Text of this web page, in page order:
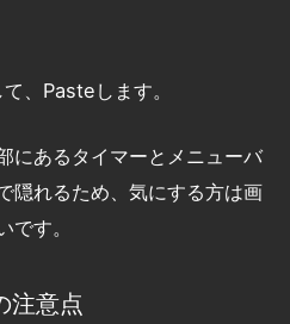
、Pasteします。
にあるタイマーとメニューバ
隠れるため、気にする方は画
す。
注意点